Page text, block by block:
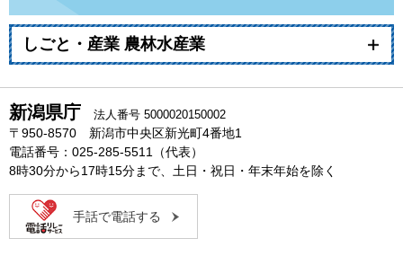
て
本
文
しごと・産業 農林水産業
新潟県庁 法人番号 5000020150002
〒950-8570 新潟市中央区新光町4番地1
電話番号：025-285-5511（代表）
8時30分から17時15分まで、土日・祝日・年末年始を除く
手話で電話する